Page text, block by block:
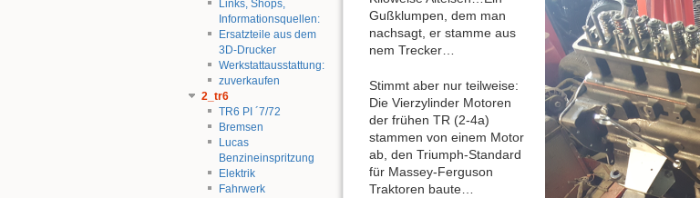
Links, Shops,
Informationsquellen:
Ersatzteile aus dem
3D-Drucker
Werkstattausstattung:
zuverkaufen
2_tr6
TR6 PI ´7/72
Bremsen
Lucas
Benzineinspritzung
Elektrik
Fahrwerk
Gußklumpen, dem man
nachsagt, er stamme aus
nem Trecker…
Stimmt aber nur teilweise:
Die Vierzylinder Motoren
der frühen TR (2-4a)
stammen von einem Motor
ab, den Triumph-Standard
für Massey-Ferguson
Traktoren baute…